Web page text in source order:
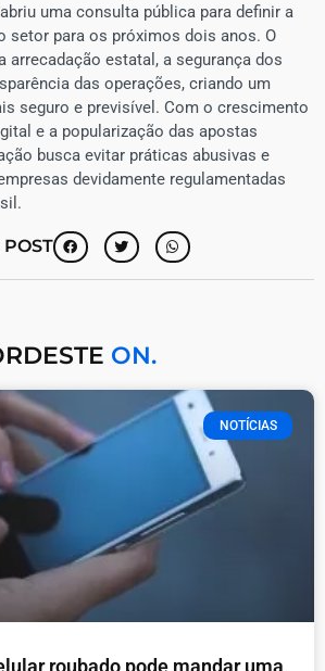
uma consulta pública para definir a
setor para os próximos dois anos. O
arrecadação estatal, a segurança dos
das operações, criando um
seguro e previsível. Com o crescimento
e a popularização das apostas
busca evitar práticas abusivas e
devidamente regulamentadas
ON.
NOTÍCIAS
roubado pode mandar uma